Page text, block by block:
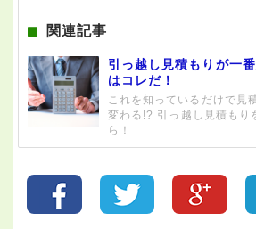
関連記事
引っ越し見積もりが一
はコレだ！
これを知っているだけで見
変わる!? 引っ越し見積もり
ら！